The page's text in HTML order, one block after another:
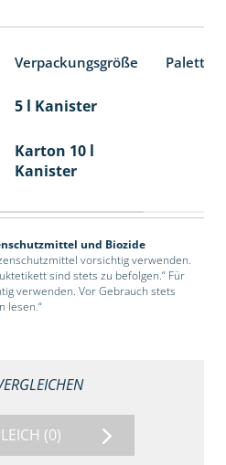
Verpackungsgröße
5 l Kanister
Karton 10 l
Kanister
und Biozide
vorsichtig verwenden.
sind stets zu befolgen.“ Für
verwenden. Vor Gebrauch stets
lesen.“
(0)